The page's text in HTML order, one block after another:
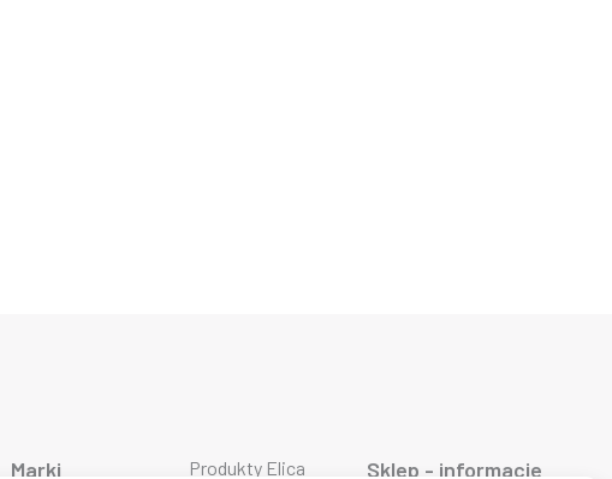
Marki
Produkty Elica
Sklep - informacje